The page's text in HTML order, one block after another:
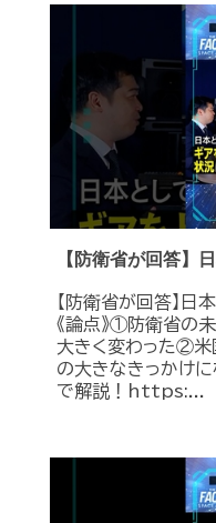
【防衛省が回答】
【防衛省が回答】日
《論点》①防衛省の
大きく変わった②米
の大きなきっかけ
で解説！https:...